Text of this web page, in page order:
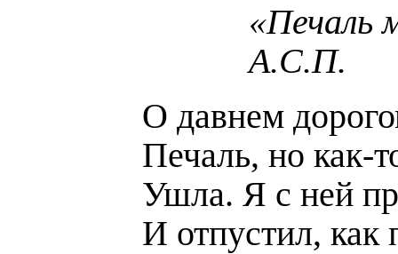
«Печаль
А.С.П.
О давнем
Печаль, но как-
Ушла. Я с ней
И отпустил, как